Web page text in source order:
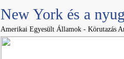
New York és a
Amerikai Egyesült Államok - Körutazás